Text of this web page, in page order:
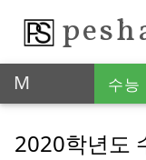
M 수능
2020학년도